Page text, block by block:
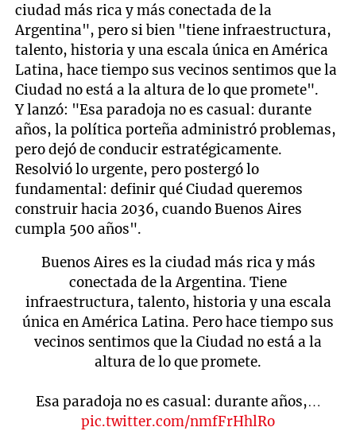
ciudad más rica y más conectada de la
Argentina", pero si bien "tiene infraestructura,
talento, historia y una escala única en América
Latina, hace tiempo sus vecinos sentimos que la
Ciudad no está a la altura de lo que promete".
Y lanzó: "Esa paradoja no es casual: durante
años, la política porteña administró problemas,
pero dejó de conducir estratégicamente.
Resolvió lo urgente, pero postergó lo
fundamental: definir qué Ciudad queremos
construir hacia 2036, cuando Buenos Aires
cumpla 500 años".
Buenos Aires es la ciudad más rica y más
conectada de la Argentina. Tiene
infraestructura, talento, historia y una escala
única en América Latina. Pero hace tiempo sus
vecinos sentimos que la Ciudad no está a la
altura de lo que promete.
Esa paradoja no es casual: durante años,…
pic.twitter.com/nmfFrHhlRo